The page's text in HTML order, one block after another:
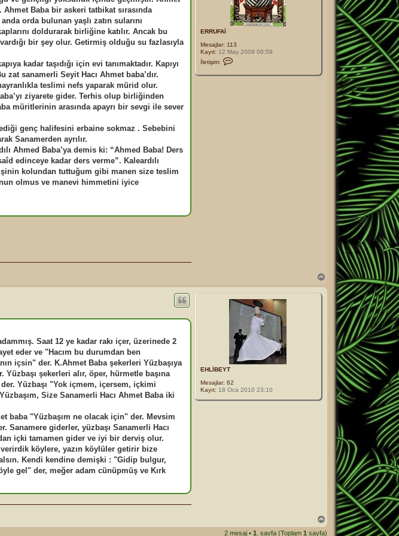
ERRUFAİ
Mesajlar: 113
Kayıt: 12 May 2009 09:59
İletişim:
Baba bir askeri tatbikat sırasında
orda bulunan yaşlı zatın sularını
doldurarak birliğine katılır. Ancak bu
bir şey olur. Getirmiş olduğu su fazlasıyla
kadar taşıdığı için evi tanımaktadır. Kapıyı
sanamerli Seyit Hacı Ahmet baba’dır.
teslimi nefs yaparak mürid olur.
ziyarete gider. Terhis olup birliğinden
müritlerinin arasında apayrı bir sevgi ile sever
genç halifesini erbaine sokmaz . Sebebini
Sanamerden ayrılır.
Ahmed Baba’ya demis ki: “Ahmed Baba! Ders
edinceye kadar ders verme”. Kaleardılı
kolundan tuttuğum gibi manen size teslim
olmus ve manevi himmetini iyice
EHLİBEYT
Mesajlar: 62
Kayıt: 18 Oca 2010 23:10
Saat 12 ye kadar rakı içer, üzerinede 2
eder ve "Hacım bu durumdan ben
içsin" der. K.Ahmet Baba şekerleri Yüzbaşıya
şekerleri alır, öper, hürmetle başına
Yüzbaşı "Yok içmem, içersem, içkimi
Size Sanamerli Hacı Ahmet Baba iki
baba "Yüzbaşım ne olacak için" der. Mevsim
Sanamere giderler, yüzbaşı Sanamerli Hacı
içki tamamen gider ve iyi bir derviş olur.
köylere, yazın köylüler getirir bize
Kendi kendine demişki : "Gidip bulgur,
gel" der, meğer adam cünüpmüş ve Kırk
2 mesaj • 1 . sayfa (Toplam 1 sayfa)